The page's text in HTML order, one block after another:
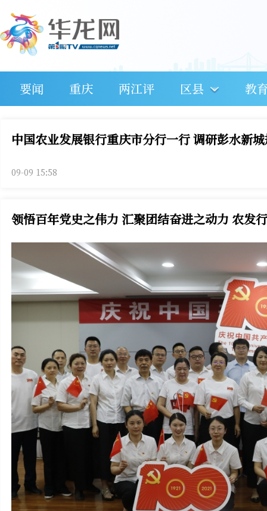
要闻 重庆 两江评 区县 教
中国农业发展银行重庆市分行一行 调研彭水新
09-09 15:58
领悟百年党史之伟力 汇聚团结奋进之动力 农发